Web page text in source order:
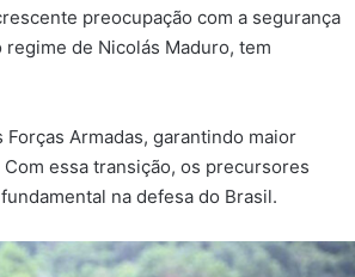
preocupação com a segurança
de Nicolás Maduro, tem
Armadas, garantindo maior
essa transição, os precursores
na defesa do Brasil.